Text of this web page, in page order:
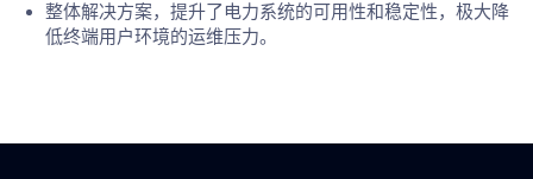
整体解决方案，提升了电力系统的可用性和稳定性，极大降
低终端用户环境的运维压力。